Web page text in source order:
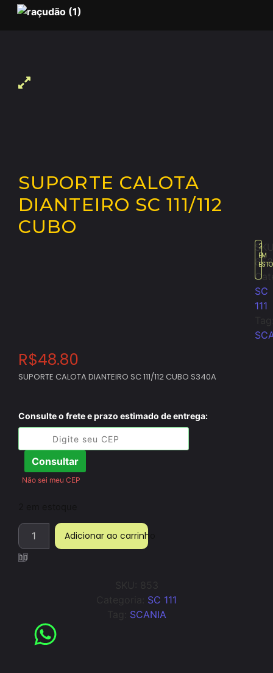
SUPORTE CALOTA
DIANTEIRO SC 111/112
CUBO
853
SC
111
2
EM
R$48.80
SUPORTE CALOTA DIANTEIRO SC 111/112 CUBO S340A
Consulte o frete e prazo estimado de entrega:
Consultar
Não sei meu CEP
Adicionar ao carrinho
SC 111
SCANIA